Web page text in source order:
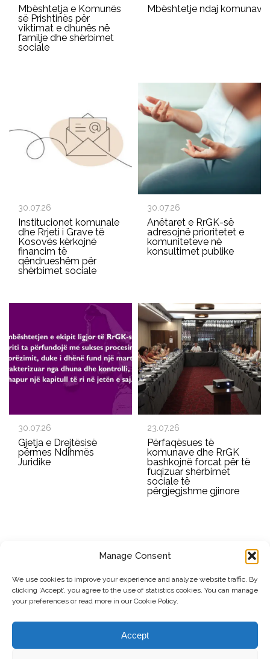
Manage Consent
We use cookies to improve your experience and analyze website traffic. By
clicking ‘Accept’, you agree to the use of statistics cookies. You can manage
your preferences or read more in our Cookie Policy.
Accept
Mbështetja e Komunës
së Prishtinës për
viktimat e dhunës në
familje dhe shërbimet
sociale
Mbështetje ndaj
30.07.26
Institucionet komunale
dhe Rrjeti i Grave të
Kosovës kërkojnë
financim të
qëndrueshëm për
shërbimet sociale
30.07.26
Anëtaret e RrGK-së
adresojnë prioritetet e
komuniteteve në
konsultimet publike
30.07.26
Gjetja e Drejtësisë
përmes Ndihmës
Juridike
23.07.26
Përfaqësues të
komunave dhe RrGK
bashkojnë forcat për të
fuqizuar shërbimet
sociale të
përgjegjshme gjinore
Dërgo
© Copyright, 2026 . Rrjeti i Grave të Kosovës. Të gjitha të drejtat e